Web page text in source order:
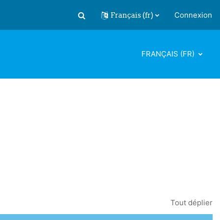
Activer/désactiver la saisie de
Français ‎(fr)‎ Connexion
FRANÇAIS ‎(FR)‎
Tout déplier